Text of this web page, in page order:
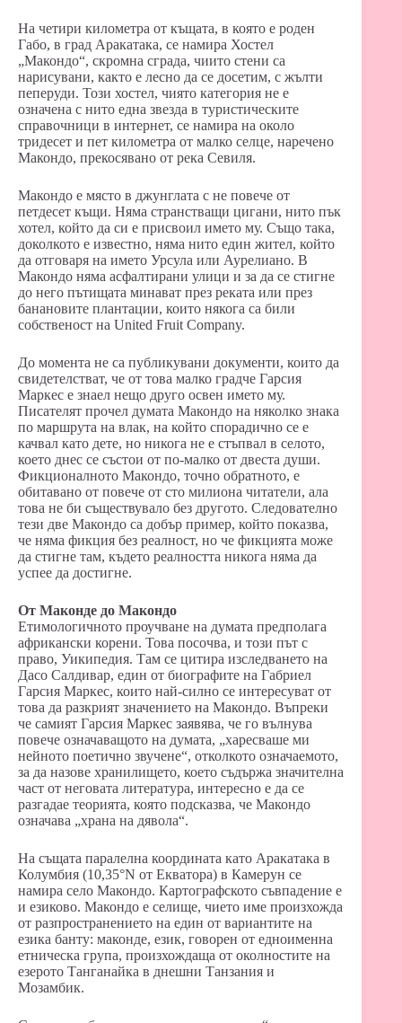
На четири километра от къщата, в която е роден
Габо, в град Аракатака, се намира Хостел
„Макондо“, скромна сграда, чиито стени са
нарисувани, както е лесно да се досетим, с жълти
пеперуди. Този хостел, чиято категория не е
означена с нито една звезда в туристическите
справочници в интернет, се намира на около
тридесет и пет километра от малко селце, наречено
Макондо, прекосявано от река Севиля.
Макондо е място в джунглата с не повече от
петдесет къщи. Няма странстващи цигани, нито пък
хотел, който да си е присвоил името му. Също така,
доколкото е известно, няма нито един жител, който
да отговаря на името Урсула или Аурелиано. В
Макондо няма асфалтирани улици и за да се стигне
до него пътищата минават през реката или през
банановите плантации, които някога са били
собственост на United Fruit Company.
До момента не са публикувани документи, които да
свидетелстват, че от това малко градче Гарсия
Маркес е знаел нещо друго освен името му.
Писателят прочел думата Макондо на няколко знака
по маршрута на влак, на който спорадично се е
качвал като дете, но никога не е стъпвал в селото,
което днес се състои от по-малко от двеста души.
Фикционалното Макондо, точно обратното, е
обитавано от повече от сто милиона читатели, ала
това не би съществувало без другото. Следователно
тези две Макондо са добър пример, който показва,
че няма фикция без реалност, но че фикцията може
да стигне там, където реалността никога няма да
успее да достигне.
От Маконде до Макондо
Етимологичното проучване на думата предполага
африкански корени. Това посочва, и този път с
право, Уикипедия. Там се цитира изследването на
Дасо Салдивар, един от биографите на Габриел
Гарсия Маркес, които най-силно се интересуват от
това да разкрият значението на Макондо. Въпреки
че самият Гарсия Маркес заявява, че го вълнува
повече означаващото на думата, „харесваше ми
нейното поетично звучене“, отколкото означаемото,
за да назове хранилището, което съдържа значителна
част от неговата литература, интересно е да се
разгадае теорията, която подсказва, че Макондо
означава „храна на дявола“.
На същата паралелна координата като Аракатака в
Колумбия (10,35°N от Екватора) в Камерун се
намира село Макондо. Картографското съвпадение е
и езиково. Макондо е селище, чието име произхожда
от разпространението на един от вариантите на
езика банту: маконде, език, говорен от едноименна
етническа група, произхождаща от околностите на
езерото Танганайка в днешни Танзания и
Мозамбик.